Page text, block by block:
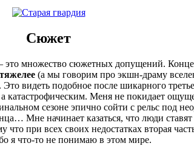
Сюжет
множество сюжетных допущений.
(а мы говорим про экшн-драму
видеть подобное после шикарного
катастрофическим. Меня не покидает
сезоне эпично сойти с рельс под
Мне начинает казаться, что люди
при всех своих недостатках вторая
я что-то не понимаю в этом мире.